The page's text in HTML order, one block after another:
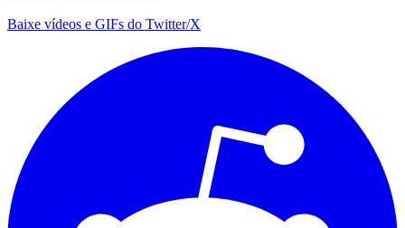
Baixe vídeos e GIFs do Twitter/X